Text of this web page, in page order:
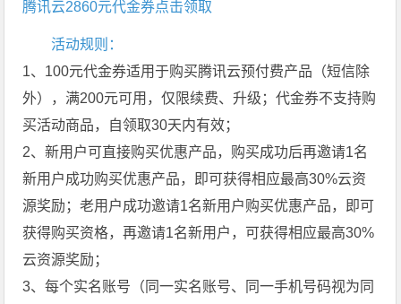
腾讯云2860元代金券点击领取
活动规则：
1、100元代金券适用于购买腾讯云预付费产品（短信除
外），满200元可用，仅限续费、升级；代金券不支持购
买活动商品，自领取30天内有效；
2、新用户可直接购买优惠产品，购买成功后再邀请1名
新用户成功购买优惠产品，即可获得相应最高30%云资
源奖励；老用户成功邀请1名新用户购买优惠产品，即可
获得购买资格，再邀请1名新用户，可获得相应最高30%
云资源奖励；
3、每个实名账号（同一实名账号、同一手机号码视为同